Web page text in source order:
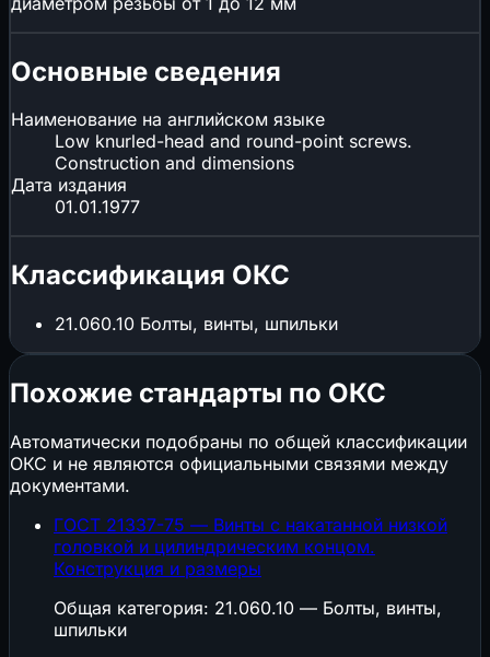
Основные сведения
Наименование на английском языке
Low knurled-head and round-point screws.
Construction and dimensions
Дата издания
01.01.1977
Классификация ОКС
21.060.10 Болты, винты, шпильки
Похожие стандарты по ОКС
Автоматически подобраны по общей классификации
ОКС и не являются официальными связями между
документами.
ГОСТ 21337-75 — Винты с накатанной низкой
головкой и цилиндрическим концом.
Конструкция и размеры
Общая категория: 21.060.10 — Болты, винты,
шпильки